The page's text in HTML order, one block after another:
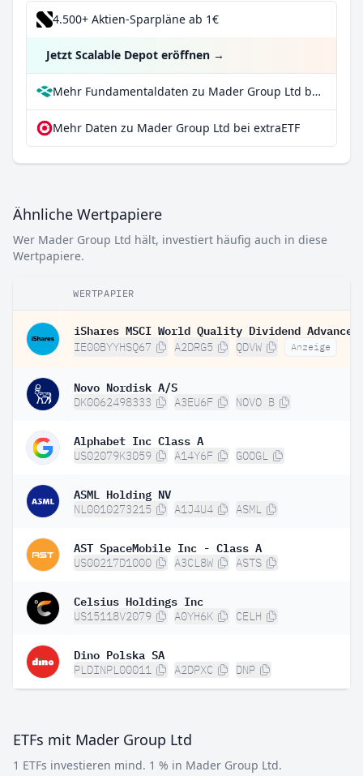
4.500+ Aktien-Sparpläne ab 1€
Jetzt Scalable Depot eröffnen →
Mehr Fundamentaldaten zu Mader Group Ltd bei Parqet
Mehr Daten zu Mader Group Ltd bei extraETF
Ähnliche Wertpapiere
Wer Mader Group Ltd hält, investiert häufig auch in diese
Wertpapiere.
WERTPAPIER
IE00BYYHSQ67 A2DRG5 QDVW Anzeige
Novo Nordisk A/S
DK0062498333 A3EU6F NOVO B
Alphabet Inc Class A
US02079K3059 A14Y6F GOOGL
ASML Holding NV
NL0010273215 A1J4U4 ASML
AST SpaceMobile Inc - Class A
US00217D1000 A3CL8W ASTS
Celsius Holdings Inc
US15118V2079 A0YH6K CELH
Dino Polska SA
PLDINPL00011 A2DPXC DNP
ETFs mit Mader Group Ltd
1 ETFs investieren mind. 1 % in Mader Group Ltd.